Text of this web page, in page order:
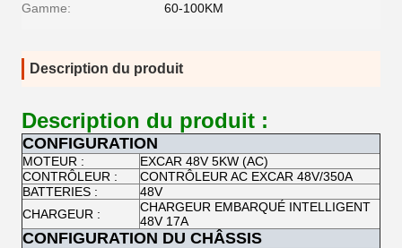
Gamme: 60-100KM
Description du produit
Description du produit :
CONFIGURATION
MOTEUR :
EXCAR 48V 5KW (AC)
CONTRÔLEUR :
CONTRÔLEUR AC EXCAR 48V/350A
BATTERIES :
48V
CHARGEUR :
CHARGEUR EMBARQUÉ INTELLIGENT
48V 17A
CONFIGURATION DU CHÂSSIS